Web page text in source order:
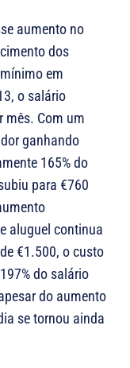
aumento no
dos
em
o salário
mês. Com um
ganhando
165% do
para €760
aluguel continua
€1.500, o custo
do salário
do aumento
se tornou ainda